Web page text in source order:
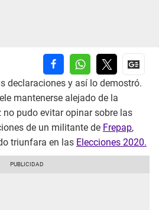
declaraciones y así lo demostró.
mantenerse alejado de la
no pudo evitar opinar sobre las
de un militante de Frepap,
triunfara en las Elecciones 2020.